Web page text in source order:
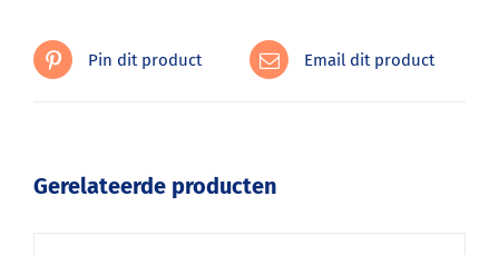
Pin dit product Email dit product
Gerelateerde producten